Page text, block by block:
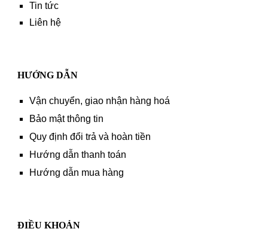
Tin tức
Liên hệ
HƯỚNG DẪN
Vận chuyển, giao nhận hàng hoá
Bảo mật thông tin
Quy định đổi trả và hoàn tiền
Hướng dẫn thanh toán
Hướng dẫn mua hàng
ĐIỀU KHOẢN